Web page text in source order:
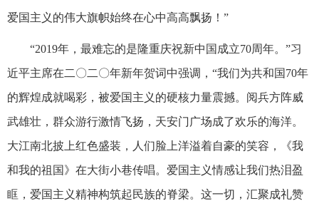
爱国主义的伟大旗帜始终在心中高高飘扬！”
“2019年，最难忘的是隆重庆祝新中国成立70周年。”习
近平主席在二〇二〇年新年贺词中强调，“我们为共和国70年
的辉煌成就喝彩，被爱国主义的硬核力量震撼。阅兵方阵威
武雄壮，群众游行激情飞扬，天安门广场成了欢乐的海洋。
大江南北披上红色盛装，人们脸上洋溢着自豪的笑容，《我
和我的祖国》在大街小巷传唱。爱国主义情感让我们热泪盈
眶，爱国主义精神构筑起民族的脊梁。这一切，汇聚成礼赞